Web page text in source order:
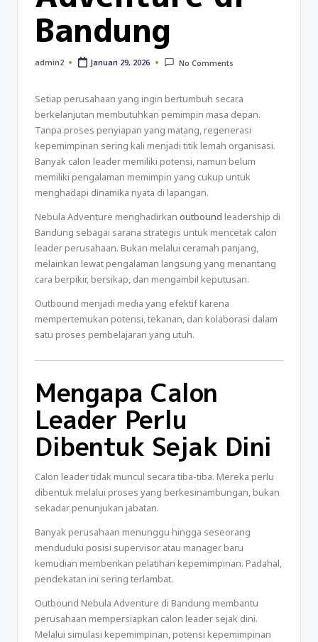
Bandung
admin2 Januari 29, 2026 No Comments
Setiap perusahaan yang ingin bertumbuh secara
berkelanjutan membutuhkan pemimpin masa depan.
Tanpa proses penyiapan yang matang, regenerasi
kepemimpinan sering kali menjadi titik lemah organisasi.
Banyak calon leader memiliki potensi, namun belum
memiliki pengalaman memimpin yang cukup untuk
menghadapi dinamika nyata di lapangan.
Nebula Adventure menghadirkan outbound leadership di
Bandung sebagai sarana strategis untuk mencetak calon
leader perusahaan. Bukan melalui ceramah panjang,
melainkan lewat pengalaman langsung yang menantang
cara berpikir, bersikap, dan mengambil keputusan.
Outbound menjadi media yang efektif karena
mempertemukan potensi, tekanan, dan kolaborasi dalam
satu proses pembelajaran yang utuh.
Mengapa Calon
Leader Perlu
Dibentuk Sejak Dini
Calon leader tidak muncul secara tiba-tiba. Mereka perlu
dibentuk melalui proses yang berkesinambungan, bukan
sekadar penunjukan jabatan.
Banyak perusahaan menunggu hingga seseorang
menduduki posisi supervisor atau manager baru
kemudian memberikan pelatihan kepemimpinan. Padahal,
pendekatan ini sering terlambat.
Outbound Nebula Adventure di Bandung membantu
perusahaan mempersiapkan calon leader sejak dini.
Melalui simulasi kepemimpinan, potensi kepemimpinan